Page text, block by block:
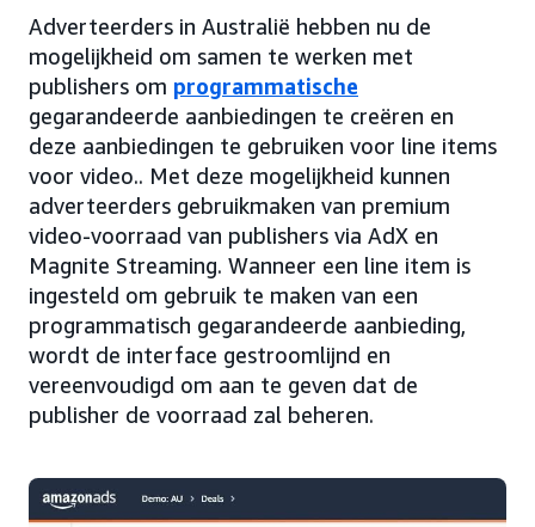
Adverteerders in Australië hebben nu de
mogelijkheid om samen te werken met
publishers om programmatische
gegarandeerde aanbiedingen te creëren en
deze aanbiedingen te gebruiken voor line items
voor video.. Met deze mogelijkheid kunnen
adverteerders gebruikmaken van premium
video-voorraad van publishers via AdX en
Magnite Streaming. Wanneer een line item is
ingesteld om gebruik te maken van een
programmatisch gegarandeerde aanbieding,
wordt de interface gestroomlijnd en
vereenvoudigd om aan te geven dat de
publisher de voorraad zal beheren.